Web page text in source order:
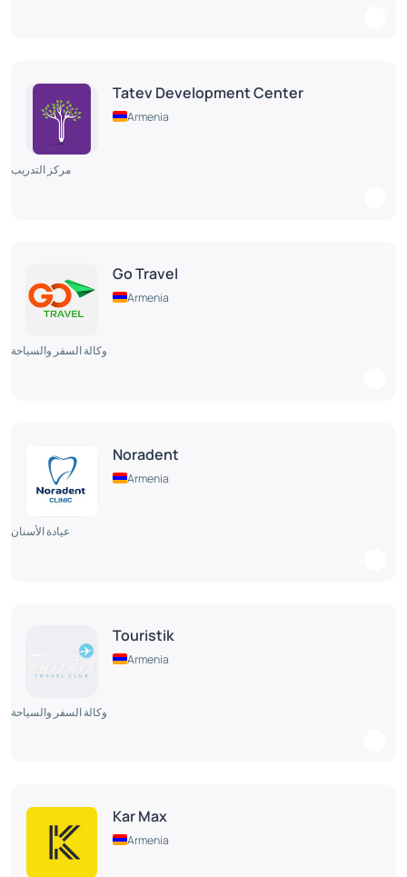
Tatev Development Center
Armenia
مركز التدريب
Go Travel
Armenia
وكالة السفر والسياحة
Noradent
Armenia
عيادة الأسنان
Touristik
Armenia
وكالة السفر والسياحة
Kar Max
Armenia